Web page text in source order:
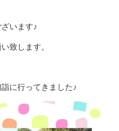
います♪
致します。
に行ってきました♪